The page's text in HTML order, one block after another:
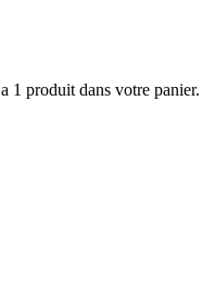
1 produit dans votre panier.